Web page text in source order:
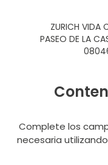
ZURICH VIDA
PASEO DE LA
Complete los
necesaria